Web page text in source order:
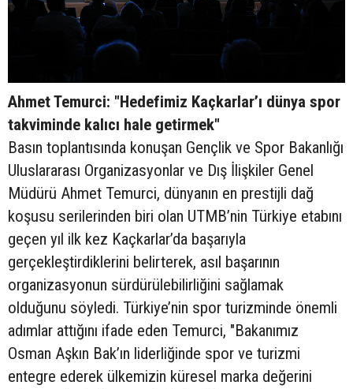
Ahmet Temurci: "Hedefimiz Kaçkarlar’ı dünya spor
takviminde kalıcı hale getirmek"
Basın toplantısında konuşan Gençlik ve Spor Bakanlığı
Uluslararası Organizasyonlar ve Dış İlişkiler Genel
Müdürü Ahmet Temurci, dünyanın en prestijli dağ
koşusu serilerinden biri olan UTMB’nin Türkiye etabını
geçen yıl ilk kez Kaçkarlar’da başarıyla
gerçekleştirdiklerini belirterek, asıl başarının
organizasyonun sürdürülebilirliğini sağlamak
olduğunu söyledi. Türkiye’nin spor turizminde önemli
adımlar attığını ifade eden Temurci, "Bakanımız
Osman Aşkın Bak’ın liderliğinde spor ve turizmi
entegre ederek ülkemizin küresel marka değerini